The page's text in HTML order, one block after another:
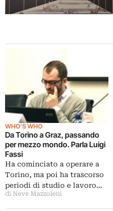
WHO'S WHO
Da Torino a Graz, passando
per mezzo mondo. Parla Luigi
Fassi
Ha cominciato a operare a
Torino, ma poi ha trascorso
periodi di studio e lavoro…
di Neve Mazzoleni